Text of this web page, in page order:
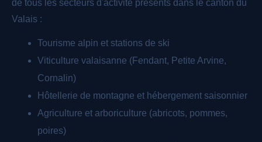
de tous les secteurs d'activité présents dans le canton du
Valais :
Tourisme alpin et stations de ski
Viticulture valaisanne (Fendant, Petite Arvine,
Cornalin)
Hôtellerie de montagne et hébergement saisonnier
Agriculture et arboriculture (abricots, pommes,
poires)